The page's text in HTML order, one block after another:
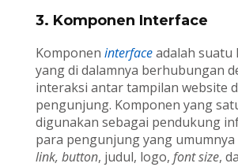
3. Komponen Interface
Komponen interfaceadalah suatu
yang di dalamnya berhubungan
interaksi antar tampilan website
pengunjung. Komponen yang
digunakan sebagai pendukung
para pengunjung yang
link, button, judul, logo, font size,